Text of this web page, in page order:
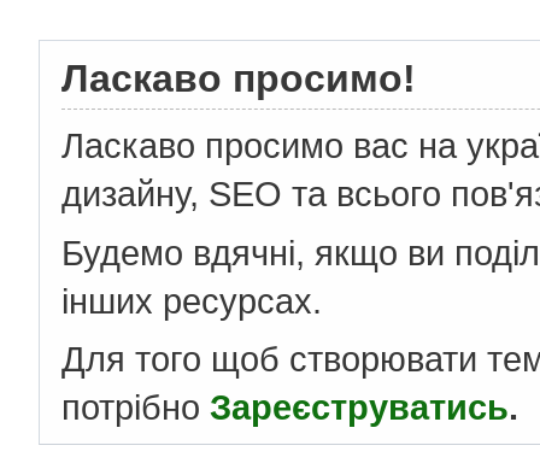
Ласкаво просимо!
Ласкаво просимо вас на
дизайну, SEO та всього
Будемо вдячні, якщо ви
інших ресурсах.
Для того щоб створювати
потрібно Зареєструватись.